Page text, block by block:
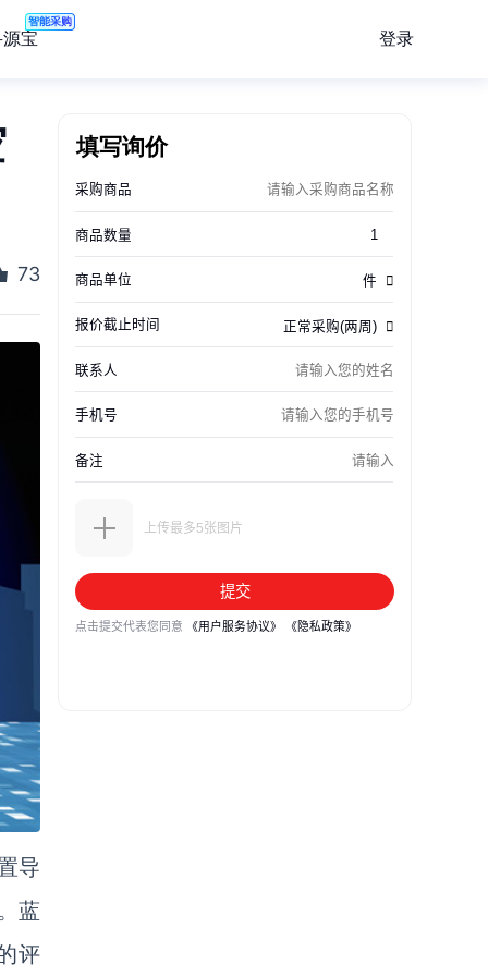
宝
智能采购
登录
73
导
蓝
评
填写询价